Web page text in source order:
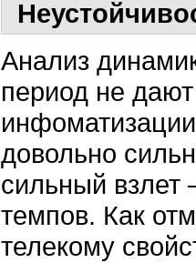
Анализ
период не
довольно
сильный взлет
темпов. Как
телекому